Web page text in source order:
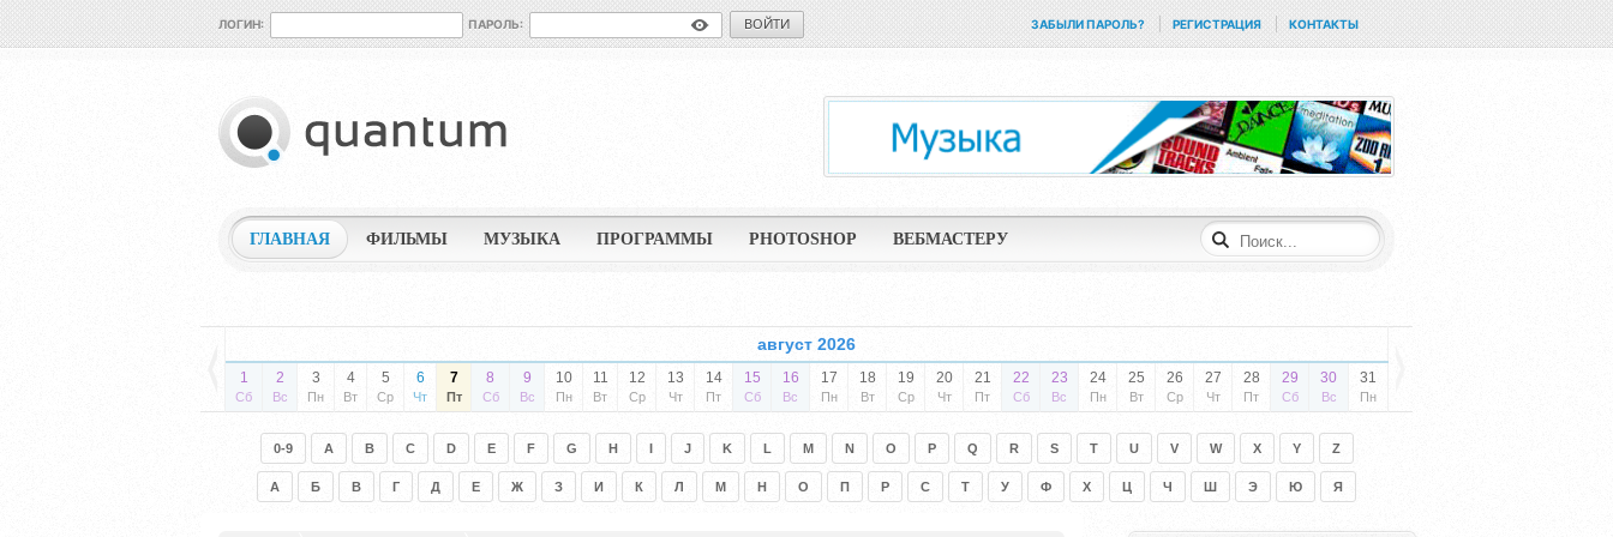
ЛОГИН: ПАРОЛЬ: ВОЙТИ ЗАБЫЛИ ПАРОЛЬ? РЕГИСТРАЦИЯ КОНТАКТЫ
ГЛАВНАЯ ФИЛЬМЫ МУЗЫКА ПРОГРАММЫ PHOTOSHOP ВЕБМАСТЕРУ
август 2026
1
Сб
2
Вс
3
Пн
4
Вт
5
Ср
6
Чт
7
Пт
8
Сб
9
Вс
10
Пн
11
Вт
12
Ср
13
Чт
14
Пт
15
Сб
16
Вс
17
Пн
18
Вт
19
Ср
20
Чт
21
Пт
22
Сб
23
Вс
24
Пн
25
Вт
26
Ср
27
Чт
28
Пт
29
Сб
30
Вс
31
Пн
0-9 A B C D E F G H I J K L M N O P Q R S T U V W X Y Z
А Б В Г Д Е Ж З И К Л М Н О П Р С Т У Ф Х Ц Ч Ш Э Ю Я